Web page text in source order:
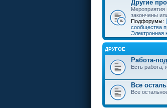
Другие
Мероприятия
закончены
Подфорумы:
сообщества
Электронная
ДРУГОЕ
Работа-
Есть работа,
Все
Все